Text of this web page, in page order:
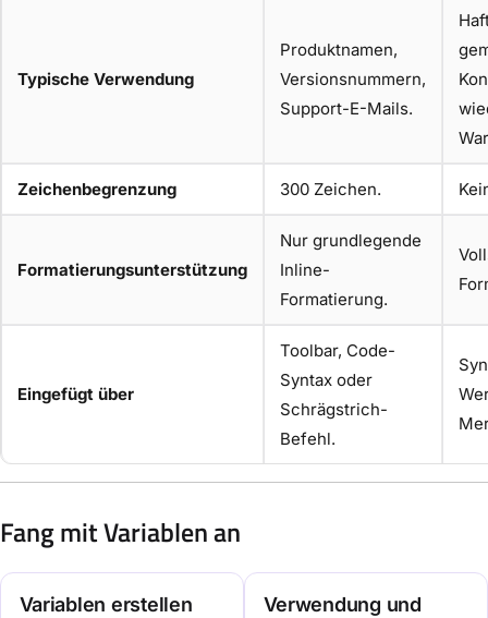
Typische Verwendung
Produktnamen,
Versionsnummern,
Support-E-Mails.
Zeichenbegrenzung 300 Zeichen.
Formatierungsunterstützung
Nur grundlegende
Inline-
Formatierung.
Eingefügt über
Toolbar, Code-
Syntax oder
Schrägstrich-
Befehl.
Fang mit Variablen an
Variablen erstellen
Verwendung und